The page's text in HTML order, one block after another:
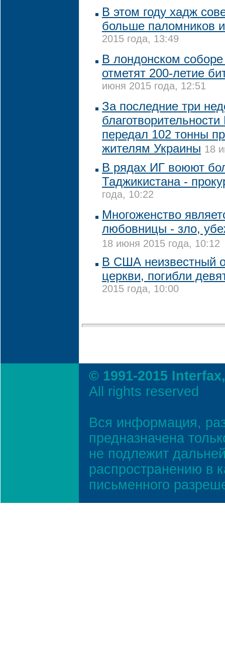
В этом году хадж
больше паломников
2015 года, 13:49
В лондонском
отметят 200-летие
июня 2015 года, 12:51
За последние три
передал 102 тонны
жителям Украины 18
В рядах ИГ воюют
Таджикистана -
года, 10:22
Многоженство
любовницы - зло,
18 июня 2015 года, 10:12
В США неизвестный
церкви, погибли
2015 года, 10:00
© 1991-2015
All rights reserved
Вся информация,
предназначена
не подлежит
распространению в
письменного